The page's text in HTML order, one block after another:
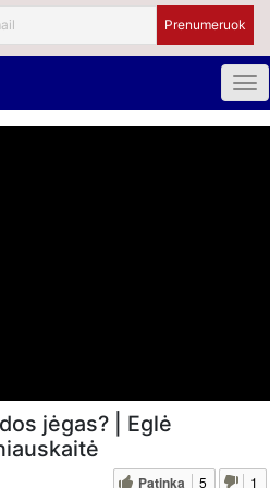
jėgas? | Eglė
Patinka 5 1